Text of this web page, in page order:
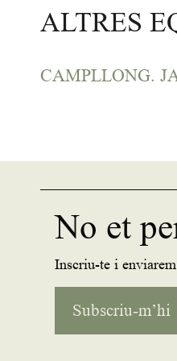
ALTRES
CAMPLLONG.
No et
Inscriu-te i
Subscriu-m’hi